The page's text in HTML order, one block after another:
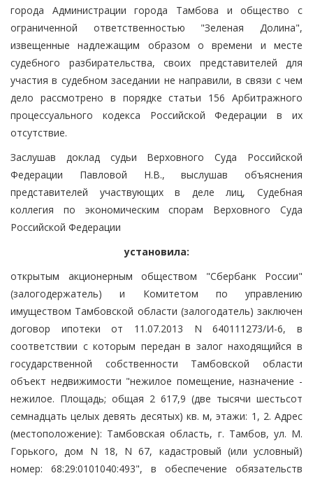
города Администрации города Тамбова и общество с
ограниченной ответственностью "Зеленая Долина",
извещенные надлежащим образом о времени и месте
судебного разбирательства, своих представителей для
участия в судебном заседании не направили, в связи с чем
дело рассмотрено в порядке статьи 156 Арбитражного
процессуального кодекса Российской Федерации в их
отсутствие.
Заслушав доклад судьи Верховного Суда Российской
Федерации Павловой Н.В., выслушав объяснения
представителей участвующих в деле лиц, Судебная
коллегия по экономическим спорам Верховного Суда
Российской Федерации
установила:
открытым акционерным обществом "Сбербанк России"
(залогодержатель) и Комитетом по управлению
имуществом Тамбовской области (залогодатель) заключен
договор ипотеки от 11.07.2013 N 640111273/И-6, в
соответствии с которым передан в залог находящийся в
государственной собственности Тамбовской области
объект недвижимости "нежилое помещение, назначение -
нежилое. Площадь; общая 2 617,9 (две тысячи шестьсот
семнадцать целых девять десятых) кв. м, этажи: 1, 2. Адрес
(местоположение): Тамбовская область, г. Тамбов, ул. М.
Горького, дом N 18, N 67, кадастровый (или условный)
номер: 68:29:0101040:493", в обеспечение обязательств